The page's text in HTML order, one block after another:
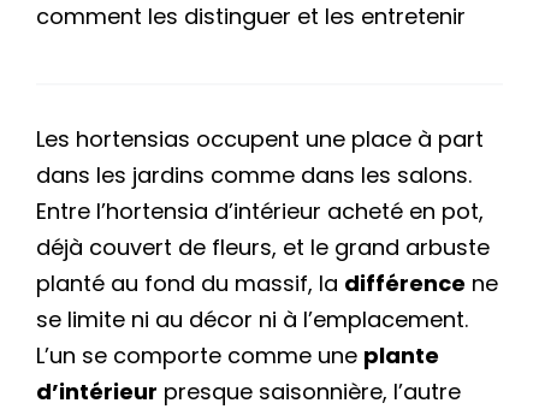
comment les distinguer et les entretenir
Les hortensias occupent une place à part
dans les jardins comme dans les salons.
Entre l’hortensia d’intérieur acheté en pot,
déjà couvert de fleurs, et le grand arbuste
planté au fond du massif, la différence ne
se limite ni au décor ni à l’emplacement.
L’un se comporte comme une plante
d’intérieur presque saisonnière, l’autre